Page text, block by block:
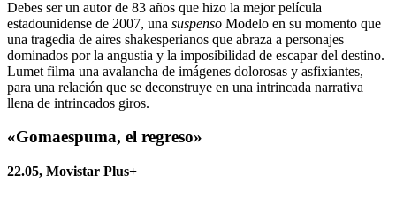
Debes ser un autor de 83 años que hizo la mejor película
estadounidense de 2007, una suspenso Modelo en su momento que
una tragedia de aires shakesperianos que abraza a personajes
dominados por la angustia y la imposibilidad de escapar del destino.
Lumet filma una avalancha de imágenes dolorosas y asfixiantes,
para una relación que se deconstruye en una intrincada narrativa
llena de intrincados giros.
«Gomaespuma, el regreso»
22.05, Movistar Plus+